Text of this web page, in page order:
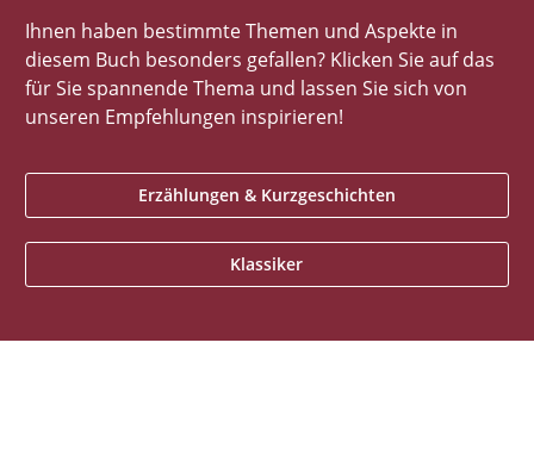
Ihnen haben bestimmte Themen und Aspekte in
diesem Buch besonders gefallen? Klicken Sie auf das
für Sie spannende Thema und lassen Sie sich von
unseren Empfehlungen inspirieren!
Erzählungen & Kurzgeschichten
Klassiker